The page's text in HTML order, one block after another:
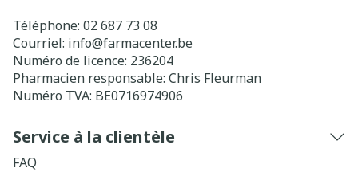
Téléphone: 02 687 73 08
Courriel: info@farmacenter.be
Numéro de licence: 236204
Pharmacien responsable: Chris Fleurman
Numéro TVA: BE0716974906
Service à la clientèle
FAQ